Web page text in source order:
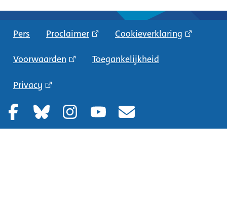
Pers Proclaimer Cookieverklaring
Voorwaarden Toegankelijkheid
Privacy